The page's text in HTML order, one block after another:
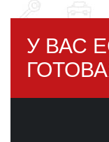
У ВАС